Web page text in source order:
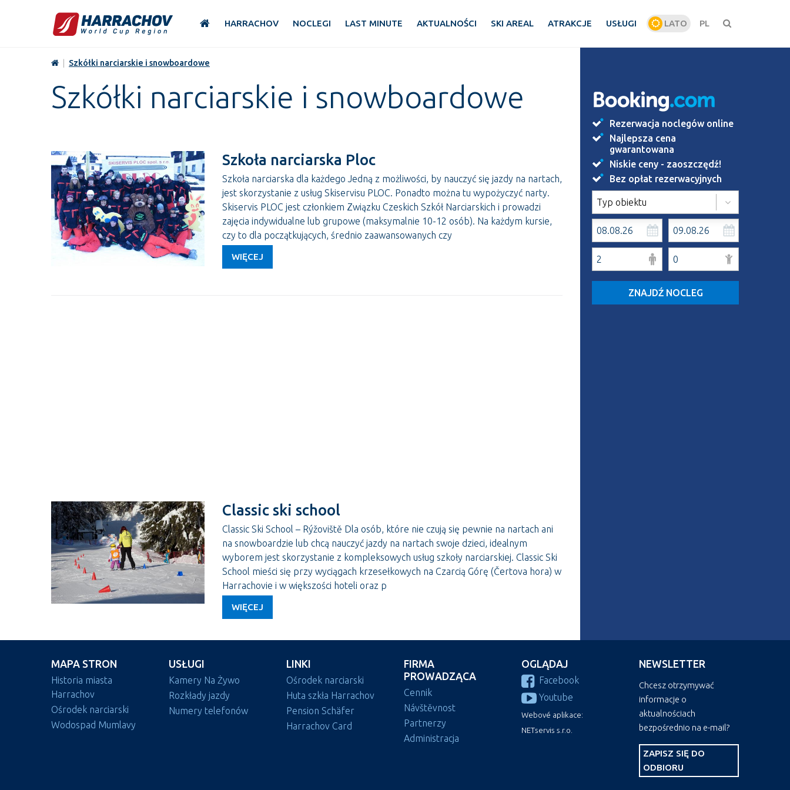
HARRACHOV NOCLEGI LAST MINUTE AKTUALNOŚCI SKI AREAL ATRAKCJE USŁUGI LATO ZIMA
PL
Szkółki narciarskie i snowboardowe
Szkółki narciarskie i snowboardowe
Szkoła narciarska Ploc
Szkoła narciarska dla każdego Jedną z możliwości, by nauczyć się jazdy na nartach,
jest skorzystanie z usług Skiservisu PLOC. Ponadto można tu wypożyczyć narty.
Skiservis PLOC jest członkiem Związku Czeskich Szkół Narciarskich i prowadzi
zajęcia indywidualne lub grupowe (maksymalnie 10-12 osób). Na każdym kursie,
czy to dla początkujących, średnio zaawansowanych czy
WIĘCEJ
Classic ski school
Classic Ski School – Rýžoviště Dla osób, które nie czują się pewnie na nartach ani
na snowboardzie lub chcą nauczyć jazdy na nartach swoje dzieci, idealnym
wyborem jest skorzystanie z kompleksowych usług szkoły narciarskiej. Classic Ski
School mieści się przy wyciągach krzesełkowych na Czarcią Górę (Čertova hora) w
Harrachovie i w większości hoteli oraz p
WIĘCEJ
Rezerwacja noclegów online
Najlepsza cena
gwarantowana
Niskie ceny - zaoszczędź!
Bez opłat rezerwacyjnych
Typ obiektu
ZNAJDŹ NOCLEG
MAPA STRON
Historia miasta
Harrachov
Ośrodek narciarski
Wodospad Mumlavy
USŁUGI
Kamery Na Żywo
Rozkłady jazdy
Numery telefonów
LINKI
Ośrodek narciarski
Huta szkła Harrachov
Pension Schäfer
Harrachov Card
FIRMA
PROWADZĄCA
Cennik
Návštěvnost
Partnerzy
Administracja
OGLĄDAJ
Facebook
Youtube
Webové aplikace:
NETservis s.r.o.
NEWSLETTER
Chcesz otrzymywać
informacje o
aktualnościach
bezpośrednio na e-mail?
ZAPISZ SIĘ DO
ODBIORU